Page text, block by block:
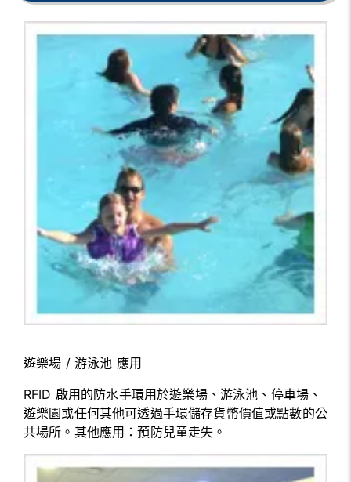
遊樂場 / 游泳池 應用
RFID 啟用的防水手環用於遊樂場、游泳池、停車場、
遊樂園或任何其他可透過手環儲存貨幣價值或點數的公
共場所。其他應用：預防兒童走失。